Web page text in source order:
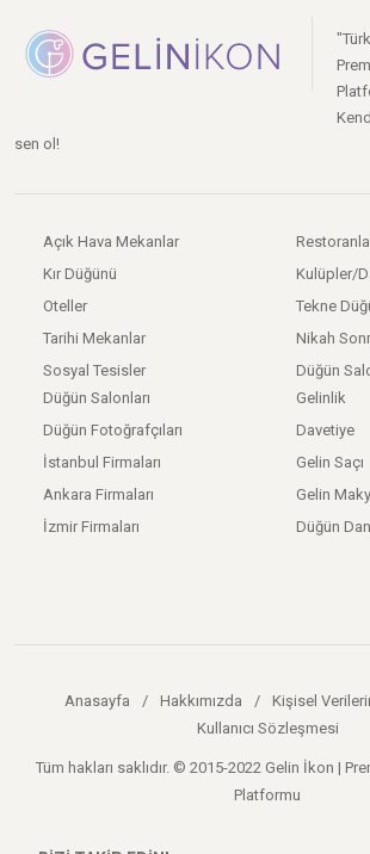
sen ol!
Açık Hava Mekanlar
Kır Düğünü
Oteller
Tarihi Mekanlar
Sosyal Tesisler
Kulüpler/
Tekne
Nikah
Düğün
Düğün Salonları
Düğün Fotoğrafçıları
İstanbul Firmaları
Ankara Firmaları
İzmir Firmaları
Gelinlik
Davetiye
Gelin Saçı
Gelin
Düğün
Anasayfa / Hakkımızda / Kişisel
Kullanıcı Sözleşmesi
Tüm hakları saklıdır. © 2015-2022 Gelin İkon |
Platformu